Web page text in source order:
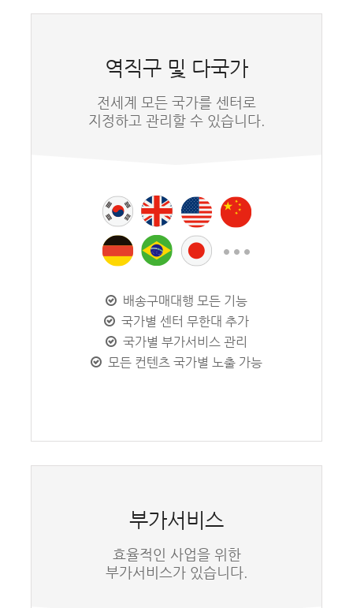
역직구 및 다국가
전세계 모든 국가를 센터로
지정하고 관리할 수 있습니다.
배송구매대행 모든 기능
국가별 센터 무한대 추가
국가별 부가서비스 관리
모든 컨텐츠 국가별 노출 가능
부가서비스
효율적인 사업을 위한
부가서비스가 있습니다.